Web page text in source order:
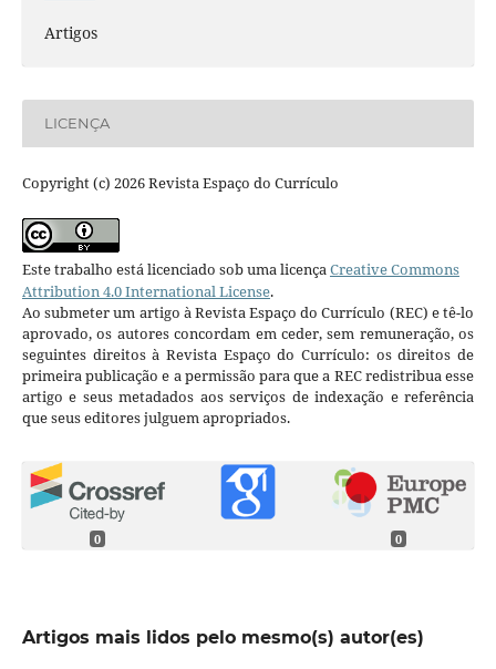
Artigos
LICENÇA
Copyright (c) 2026 Revista Espaço do Currículo
Este trabalho está licenciado sob uma licençaCreative Commons
Attribution 4.0 International License.
Ao submeter um artigo à Revista Espaço do Currículo (REC) e tê-lo
aprovado, os autores concordam em ceder, sem remuneração, os
seguintes direitos à Revista Espaço do Currículo: os direitos de
primeira publicação e a permissão para que a REC redistribua esse
artigo e seus metadados aos serviços de indexação e referência
que seus editores julguem apropriados.
0 0
Artigos mais lidos pelo mesmo(s) autor(es)